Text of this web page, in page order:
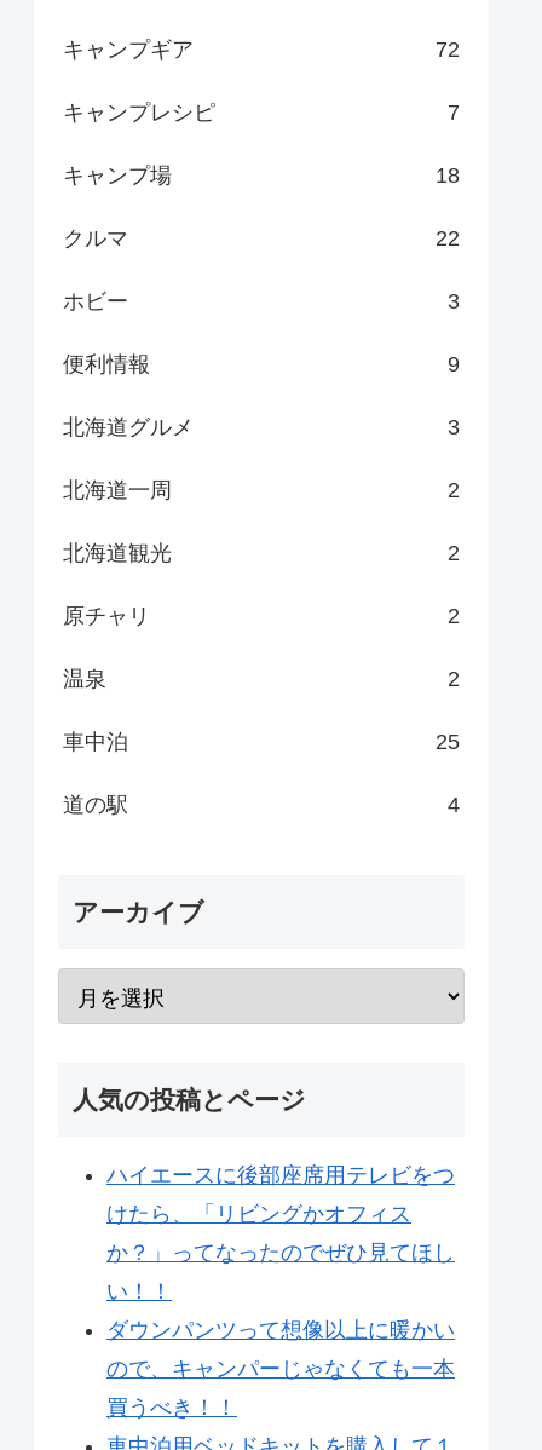
キャンプギア 72
キャンプレシピ 7
キャンプ場 18
クルマ 22
ホビー 3
便利情報 9
北海道グルメ 3
北海道一周 2
北海道観光 2
原チャリ 2
温泉 2
車中泊 25
道の駅 4
アーカイブ
人気の投稿とページ
ハイエースに後部座席用テレビをつ
けたら、「リビングかオフィス
か？」ってなったのでぜひ見てほし
い！！
ダウンパンツって想像以上に暖かい
ので、キャンパーじゃなくても一本
買うべき！！